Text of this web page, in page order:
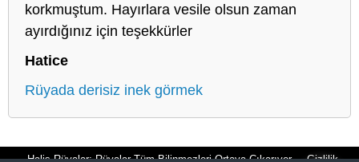
korkmuştum. Hayırlara vesile olsun zaman
ayırdığınız için teşekkürler
Hatice
Rüyada derisiz inek görmek
Halis Rüyalar: Rüyalar Tüm Bilinmezleri Ortaya Çıkarıyor Gizlilik